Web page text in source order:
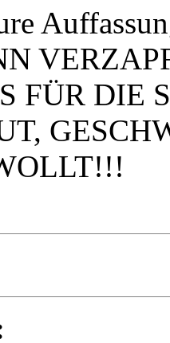
FÜR DIE